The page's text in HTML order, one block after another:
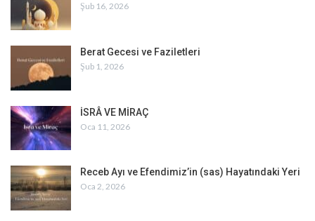
Şub 16, 2026
Berat Gecesi ve Faziletleri
Şub 1, 2026
İSRÂ VE MİRAÇ
Oca 11, 2026
Receb Ayı ve Efendimiz’in (sas) Hayatındaki Yeri
Oca 2, 2026